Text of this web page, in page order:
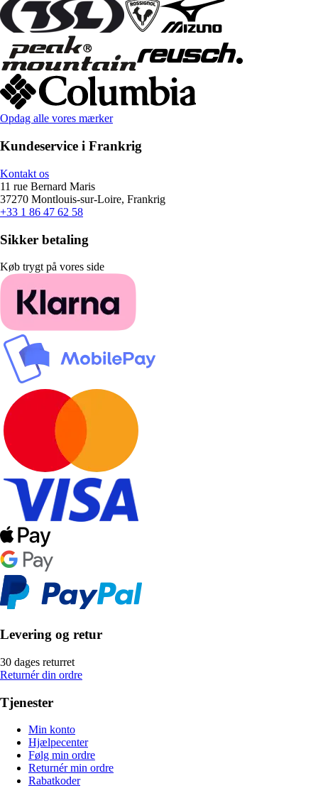
Opdag alle vores mærker
Kundeservice i Frankrig
Kontakt os
11 rue Bernard Maris
37270 Montlouis-sur-Loire, Frankrig
+33 1 86 47 62 58
Sikker betaling
Køb trygt på vores side
Levering og retur
30 dages returret
Returnér din ordre
Tjenester
Min konto
Hjælpecenter
Følg min ordre
Returnér min ordre
Rabatkoder